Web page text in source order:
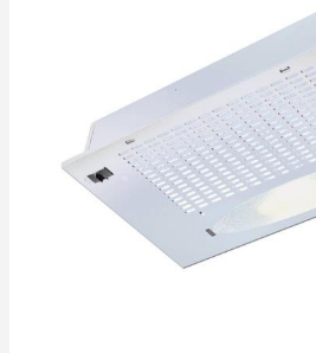
Aplicar
OBJETO
CAMPANA (2)
COLOR BÁSICO